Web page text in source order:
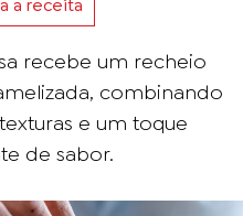
a receita
recebe um recheio
combinando
e um toque
de sabor.